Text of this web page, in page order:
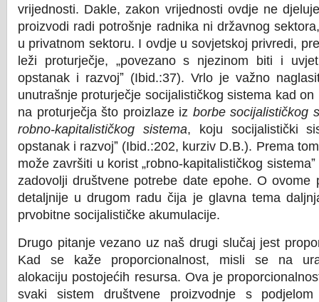
vrijednosti. Dakle, zakon vrijednosti ovdje ne
proizvodi radi potrošnje radnika ni državnog
u privatnom sektoru. I ovdje u sovjetskoj privredi,
leži proturječje, „povezano s njezinom biti i
opstanak i razvojˮ (Ibid.:37). Vrlo je važno
unutrašnje proturječje socijalističkog sistema kad
na proturječja što proizlaze iz borbe socijalističkog
robno-kapitalističkog sistema, koju socijalistički
opstanak i razvojˮ (Ibid.:202, kurziv D.B.). Prema
može završiti u korist „robno-kapitalističkog
zadovolji društvene potrebe date epohe. O ovome
detaljnije u drugom radu čija je glavna tema
prvobitne socijalističke akumulacije.
Drugo pitanje vezano uz naš drugi slučaj jest
Kad se kaže proporcionalnost, misli se na
alokaciju postojećih resursa. Ova je
svaki sistem društvene proizvodnje s